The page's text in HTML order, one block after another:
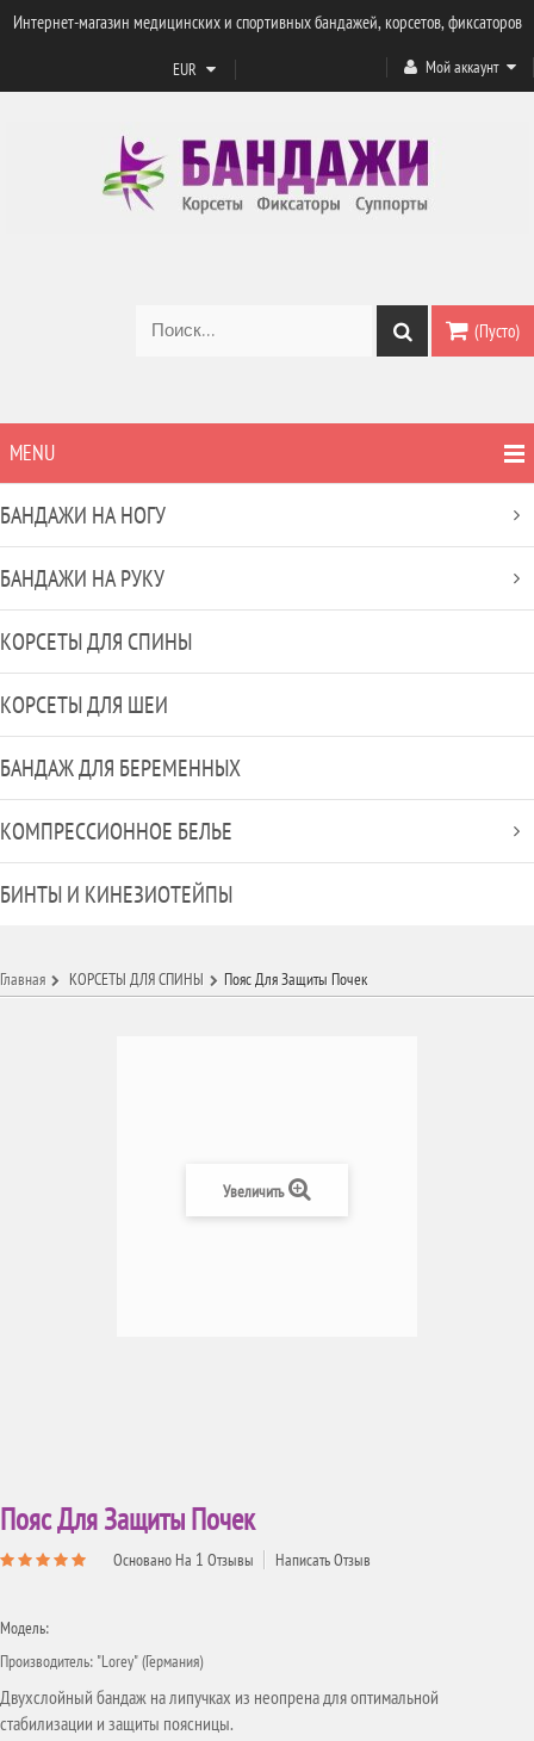
Интернет-магазин медицинских и спортивных бандажей, корсетов, фиксаторов
EUR Мой аккаунт
(Пусто)
MENU
БАНДАЖИ НА НОГУ
БАНДАЖИ НА РУКУ
КОРСЕТЫ ДЛЯ СПИНЫ
КОРСЕТЫ ДЛЯ ШЕИ
БАНДАЖ ДЛЯ БЕРЕМЕННЫХ
КОМПРЕССИОННОЕ БЕЛЬЕ
БИНТЫ И КИНЕЗИОТЕЙПЫ
Главная КОРСЕТЫ ДЛЯ СПИНЫ Пояс Для Защиты Почек
Увеличить
Пояс Для Защиты Почек
Основано На 1 Отзывы Написать Отзыв
Модель:
Производитель: "Lorey" (Германия)
Двухслойный бандаж на липучках из неопрена для оптимальной
стабилизации и защиты поясницы.